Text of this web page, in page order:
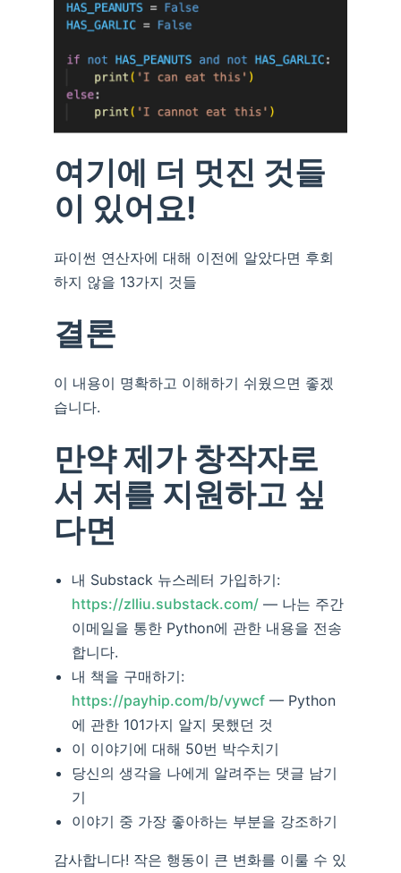
여기에 더 멋진 것들
이 있어요!
파이썬 연산자에 대해 이전에 알았다면 후회
하지 않을 13가지 것들
결론
이 내용이 명확하고 이해하기 쉬웠으면 좋겠
습니다.
만약 제가 창작자로
서 저를 지원하고 싶
다면
내 Substack 뉴스레터 가입하기:
https://zlliu.substack.com/ — 나는 주간
이메일을 통한 Python에 관한 내용을 전송
합니다.
내 책을 구매하기:
https://payhip.com/b/vywcf — Python
에 관한 101가지 알지 못했던 것
이 이야기에 대해 50번 박수치기
당신의 생각을 나에게 알려주는 댓글 남기
기
이야기 중 가장 좋아하는 부분을 강조하기
감사합니다! 작은 행동이 큰 변화를 이룰 수 있